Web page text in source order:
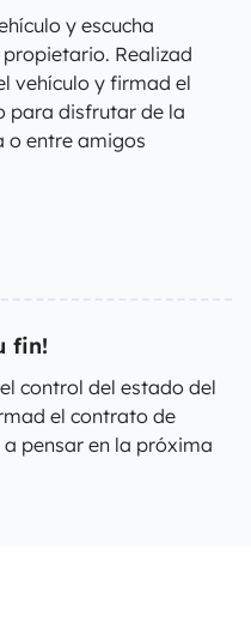
y escucha
Realizad
vehículo y firmad el
para disfrutar de la
o entre amigos
fin!
control del estado del
el contrato de
a pensar en la próxima